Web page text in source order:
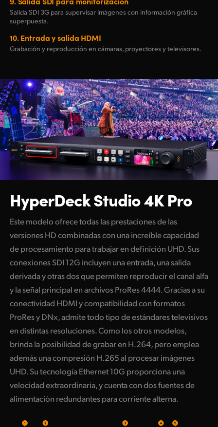
Salida SDI 3G para supervisar imágenes con información gráfica
superpuesta.
10.Entrada y salida HDMI
Grabación y reproducción en cámaras, proyectores y televisores.
HyperDeck Studio 4K Pro
Este modelo ofrece todas las prestaciones de las
versiones HD combinadas con una increíble capacidad
de procesamiento para trabajar en definición UHD. Sus
conexiones SDI 12G incluyen una entrada, una salida
derivada y otras dos que permiten reproducir el canal alfa
y la señal principal en archivos ProRes 4444. Gracias a su
conectividad HDMI y compatibilidad con formatos
ProRes y DNx, admite todo tipo de estándares televisivos
en distintas resoluciones. Como los otros modelos,
brinda la posibilidad de grabar en H.264, pero emplea
además una compresión H.265 al procesar imágenes
UHD. Su tecnología Ethernet 10G proporciona una
velocidad extraordinaria, y cuenta con dos fuentes de
alimentación redundantes para corriente alterna.